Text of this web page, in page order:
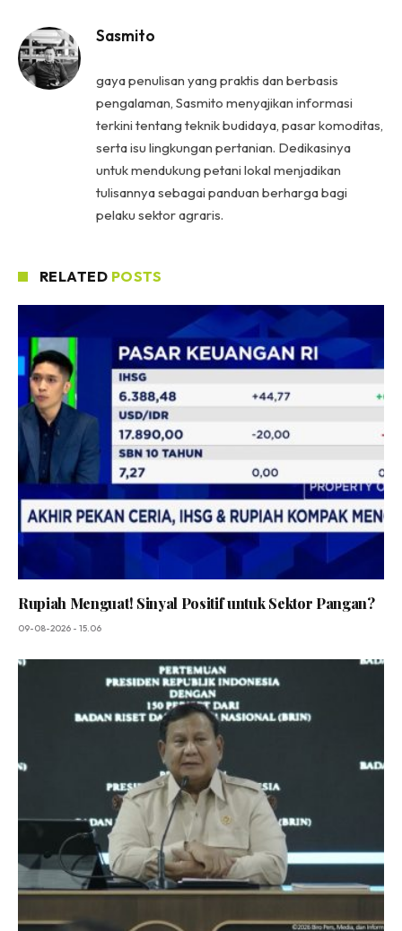
Sasmito
gaya penulisan yang praktis dan berbasis
pengalaman, Sasmito menyajikan informasi
terkini tentang teknik budidaya, pasar komoditas,
serta isu lingkungan pertanian. Dedikasinya
untuk mendukung petani lokal menjadikan
tulisannya sebagai panduan berharga bagi
pelaku sektor agraris.
RELATED POSTS
Rupiah Menguat! Sinyal Positif untuk Sektor Pangan?
09-08-2026 - 15.06